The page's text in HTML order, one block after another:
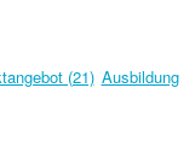
(21) Ausbildung